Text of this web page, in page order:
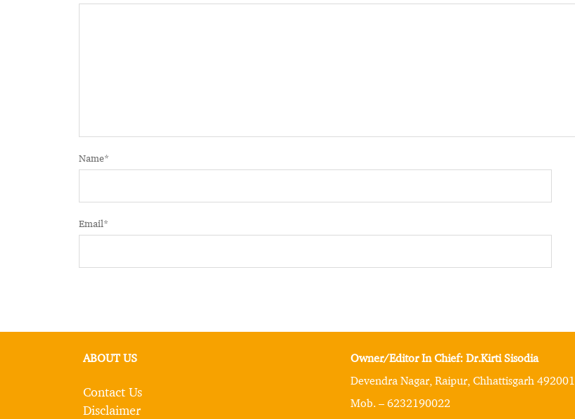
Name*
Email*
ABOUT US
Contact Us
Disclaimer
Owner/Editor In Chief: Dr.Kirti Sisodia
Devendra Nagar, Raipur, Chhattisgarh 492001
Mob. – 6232190022